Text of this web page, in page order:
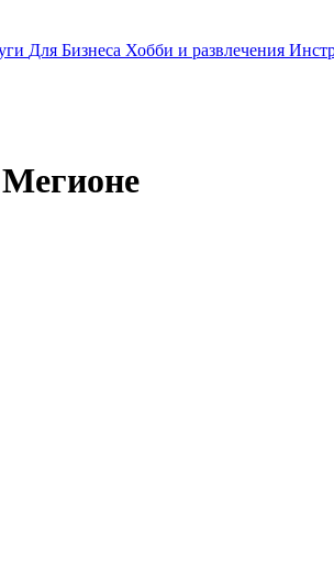
Для Бизнеса Хобби и развлечения